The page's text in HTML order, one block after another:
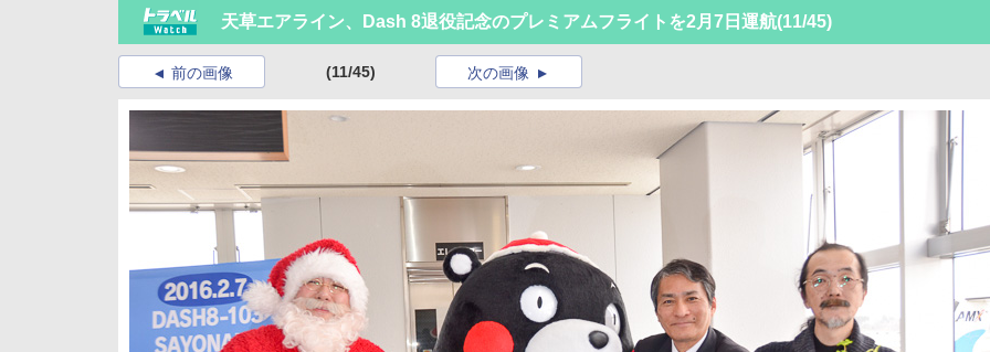
天草エアライン、Dash 8退役記念のプレミアムフライトを2月7日運航(11/45)
前の画像 (11/45) 次の画像